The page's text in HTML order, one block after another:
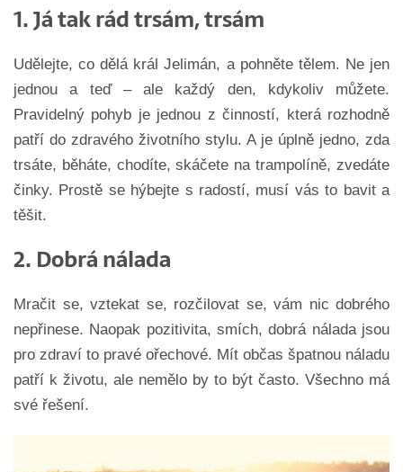
1. Já tak rád trsám, trsám
Udělejte, co dělá král Jelimán, a pohněte tělem. Ne jen
jednou a teď – ale každý den, kdykoliv můžete.
Pravidelný pohyb je jednou z činností, která rozhodně
patří do zdravého životního stylu. A je úplně jedno, zda
trsáte, běháte, chodíte, skáčete na trampolíně, zvedáte
činky. Prostě se hýbejte s radostí, musí vás to bavit a
těšit.
2. Dobrá nálada
Mračit se, vztekat se, rozčilovat se, vám nic dobrého
nepřinese. Naopak pozitivita, smích, dobrá nálada jsou
pro zdraví to pravé ořechové. Mít občas špatnou náladu
patří k životu, ale nemělo by to být často. Všechno má
své řešení.